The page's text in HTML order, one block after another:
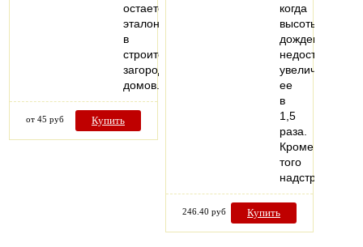
остается
эталоном
в
строительстве
загородных
домов.
от 45 руб Купить
когда
высоты
недостаточно,
увеличивая
ее
в
1,5
раза.
Кроме
того
надстройка…
246.40 руб Купить